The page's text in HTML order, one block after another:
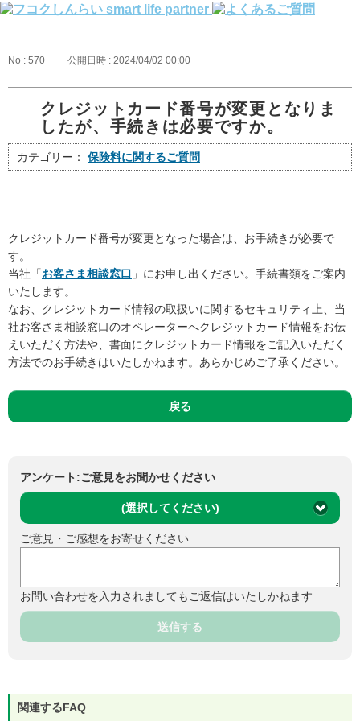
No : 570 公開日時 : 2024/04/02 00:00
クレジットカード番号が変更となりま
したが、手続きは必要ですか。
カテゴリー： 保険料に関するご質問
クレジットカード番号が変更となった場合は、お手続きが必要で
す。
当社「お客さま相談窓口 」にお申し出ください。手続書類をご案内
いたします。
なお、クレジットカード情報の取扱いに関するセキュリティ上、当
社お客さま相談窓口のオペレーターへクレジットカード情報をお伝
えいただく方法や、書面にクレジットカード情報をご記入いただく
方法でのお手続きはいたしかねます。あらかじめご了承ください。
戻る
アンケート:ご意見をお聞かせください
(選択してください)
ご意見・ご感想をお寄せください
お問い合わせを入力されましてもご返信はいたしかねます
送信する
関連するFAQ